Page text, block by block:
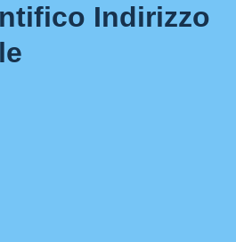
Indirizzo